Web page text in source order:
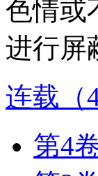
色情或
进行屏
连载 （
第4